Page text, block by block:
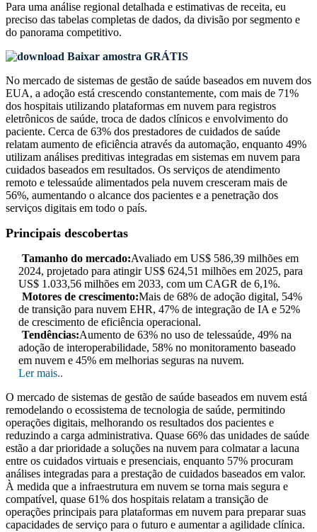
Para uma análise regional detalhada e estimativas de receita, eu
preciso das tabelas completas de dados, da divisão por segmento e
do panorama competitivo.
Baixar amostra GRÁTIS
No mercado de sistemas de gestão de saúde baseados em nuvem dos
EUA, a adoção está crescendo constantemente, com mais de 71%
dos hospitais utilizando plataformas em nuvem para registros
eletrônicos de saúde, troca de dados clínicos e envolvimento do
paciente. Cerca de 63% dos prestadores de cuidados de saúde
relatam aumento de eficiência através da automação, enquanto 49%
utilizam análises preditivas integradas em sistemas em nuvem para
cuidados baseados em resultados. Os serviços de atendimento
remoto e telessaúde alimentados pela nuvem cresceram mais de
56%, aumentando o alcance dos pacientes e a penetração dos
serviços digitais em todo o país.
Principais descobertas
Tamanho do mercado:Avaliado em US$ 586,39 milhões em
2024, projetado para atingir US$ 624,51 milhões em 2025, para
US$ 1.033,56 milhões em 2033, com um CAGR de 6,1%.
Motores de crescimento:Mais de 68% de adoção digital, 54%
de transição para nuvem EHR, 47% de integração de IA e 52%
de crescimento de eficiência operacional.
Tendências:Aumento de 63% no uso de telessaúde, 49% na
adoção de interoperabilidade, 58% no monitoramento baseado
em nuvem e 45% em melhorias seguras na nuvem.
Ler mais..
O mercado de sistemas de gestão de saúde baseados em nuvem está
remodelando o ecossistema de tecnologia de saúde, permitindo
operações digitais, melhorando os resultados dos pacientes e
reduzindo a carga administrativa. Quase 66% das unidades de saúde
estão a dar prioridade a soluções na nuvem para colmatar a lacuna
entre os cuidados virtuais e presenciais, enquanto 57% procuram
análises integradas para a prestação de cuidados baseados em valor.
À medida que a infraestrutura em nuvem se torna mais segura e
compatível, quase 61% dos hospitais relatam a transição de
operações principais para plataformas em nuvem para preparar suas
capacidades de serviço para o futuro e aumentar a agilidade clínica.